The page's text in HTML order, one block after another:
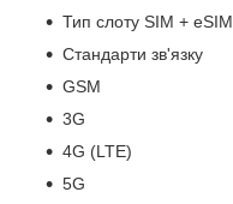
Тип слоту SIM + eSIM
Стандарти зв'язку
GSM
3G
4G (LTE)
5G